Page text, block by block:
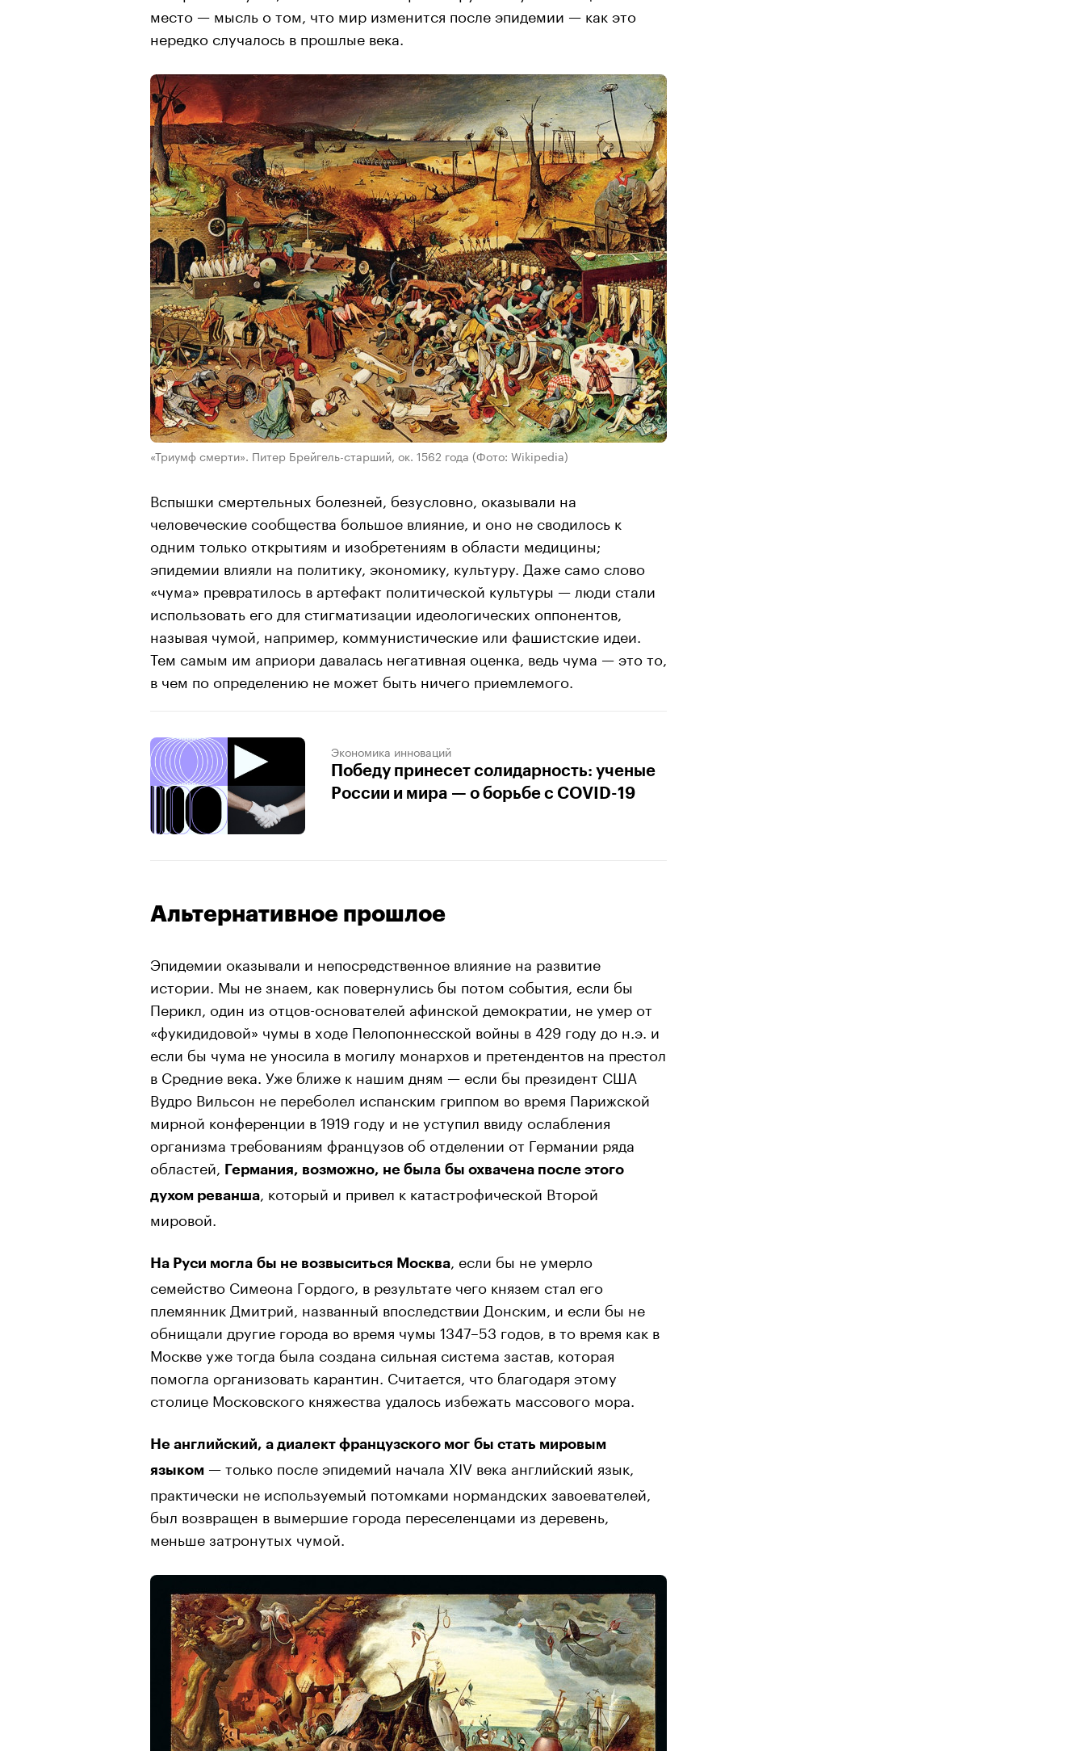
место — мысль о том, что мир изменится после эпидемии — как это
нередко случалось в прошлые века.
«Триумф смерти». Питер Брейгель-старший, ок. 1562 года (Фото: Wikipedia)
Вспышки смертельных болезней, безусловно, оказывали на
человеческие сообщества большое влияние, и оно не сводилось к
одним только открытиям и изобретениям в области медицины;
эпидемии влияли на политику, экономику, культуру. Даже само слово
«чума» превратилось в артефакт политической культуры — люди стали
использовать его для стигматизации идеологических оппонентов,
называя чумой, например, коммунистические или фашистские идеи.
Тем самым им априори давалась негативная оценка, ведь чума — это то,
в чем по определению не может быть ничего приемлемого.
Экономика инноваций
Победу принесет солидарность: ученые
России и мира — о борьбе с COVID-19
Альтернативное прошлое
Эпидемии оказывали и непосредственное влияние на развитие
истории. Мы не знаем, как повернулись бы потом события, если бы
Перикл, один из отцов-основателей афинской демократии, не умер от
«фукидидовой» чумы в ходе Пелопоннесской войны в 429 году до н.э. и
если бы чума не уносила в могилу монархов и претендентов на престол
в Средние века. Уже ближе к нашим дням — если бы президент США
Вудро Вильсон не переболел испанским гриппом во время Парижской
мирной конференции в 1919 году и не уступил ввиду ослабления
организма требованиям французов об отделении от Германии ряда
областей,
Германия, возможно, не была бы охвачена после этого
духом реванша
, который и привел к катастрофической Второй
мировой.
На Руси могла бы не возвыситься Москва
, если бы не умерло
семейство Симеона Гордого, в результате чего князем стал его
племянник Дмитрий, названный впоследствии Донским, и если бы не
обнищали другие города во время чумы 1347–53 годов, в то время как в
Москве уже тогда была создана сильная система застав, которая
помогла организовать карантин. Считается, что благодаря этому
столице Московского княжества удалось избежать массового мора.
Не английский, а диалект французского мог бы стать мировым
языком — только после эпидемий начала XIV века английский язык,
практически не используемый потомками нормандских завоевателей,
был возвращен в вымершие города переселенцами из деревень,
меньше затронутых чумой.